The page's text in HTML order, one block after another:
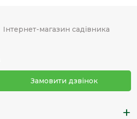
Інтернет-магазин садівника
Замовити дзвінок
+